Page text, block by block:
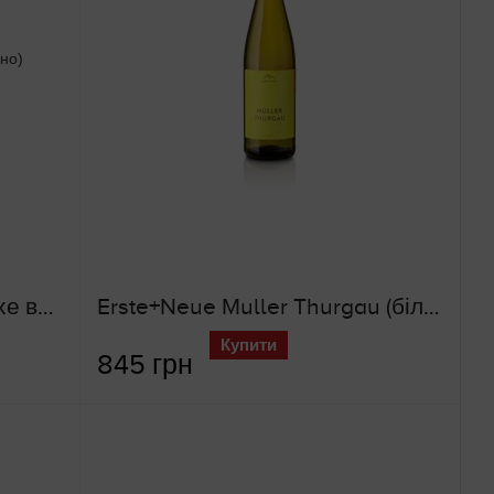
Alturis Pinot Grigio (біле сухе вино) Erste+Neue Muller Thurgau (біле сухе вино)
845 грн
Купити